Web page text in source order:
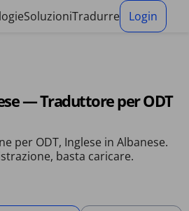
SoluzioniTradurre Login
— Traduttore per ODT
per ODT, Inglese in Albanese.
basta caricare.